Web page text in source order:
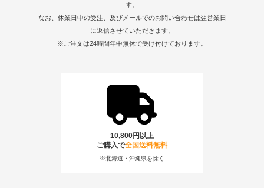
す。
なお、休業日中の受注、及びメールでのお問い合わせは翌営業日
に返信させていただきます。
※ご注文は24時間年中無休で受け付けております。
10,800円以上
ご購入で全国送料無料
※北海道・沖縄県を除く